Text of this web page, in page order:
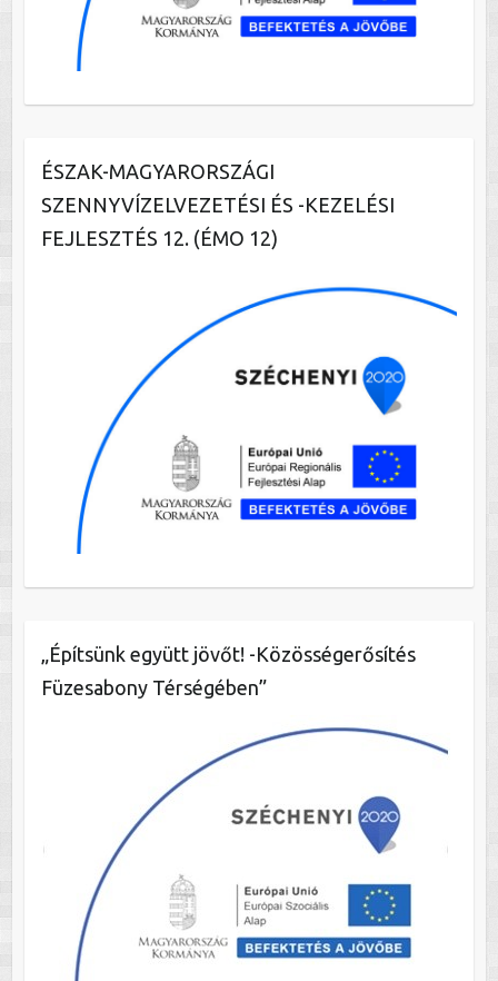
ÉSZAK-MAGYARORSZÁGI
SZENNYVÍZELVEZETÉSI ÉS -KEZELÉSI
FEJLESZTÉS 12. (ÉMO 12)
„Építsünk együtt jövőt! -Közösségerősítés
Füzesabony Térségében”